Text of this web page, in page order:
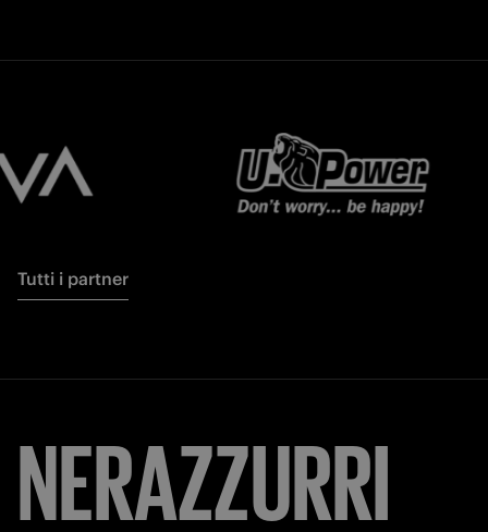
Tutti i partner
NERAZZURRI